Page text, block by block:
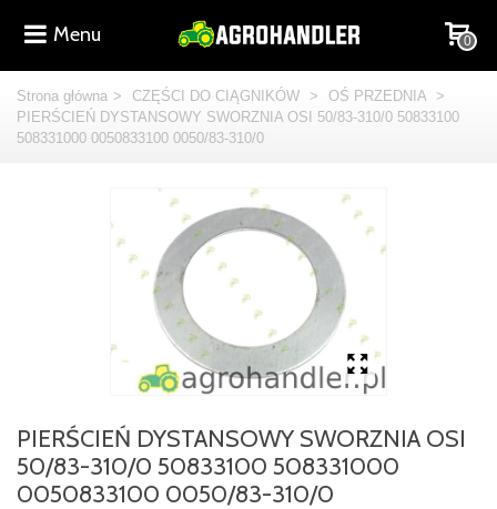
Menu 0
Strona główna > CZĘŚCI DO CIĄGNIKÓW > OŚ PRZEDNIA >
PIERŚCIEŃ DYSTANSOWY SWORZNIA OSI 50/83-310/0 50833100
508331000 0050833100 0050/83-310/0
PIERŚCIEŃ DYSTANSOWY SWORZNIA OSI
50/83-310/0 50833100 508331000
0050833100 0050/83-310/0